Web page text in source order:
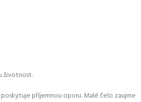
životnost.
příjemnou oporu. Malé čelo zaujme